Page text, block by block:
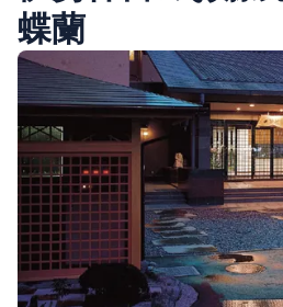
蝶蘭